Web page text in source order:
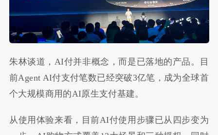
朱林谈道，AI付并非概念，而是已落地的产品。目
前Agent AI付支付笔数已经突破3亿笔，成为全球首
个大规模商用的AI原生支付基建。
从使用体验来看，目前AI付使用步骤已从四步变为